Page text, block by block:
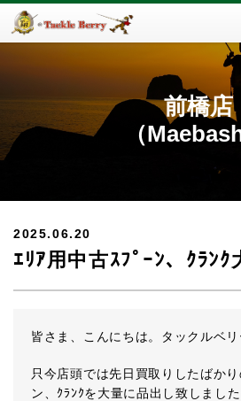
前橋店
（
2025.06.20
ｴﾘｱ用中古ｽﾌﾟｰﾝ、ｸﾗﾝｸ
皆さま、こんにちは。タックルベリ
只今店頭では先日買取りしたばか
ン、ｸﾗﾝｸを大量に品出し致しました